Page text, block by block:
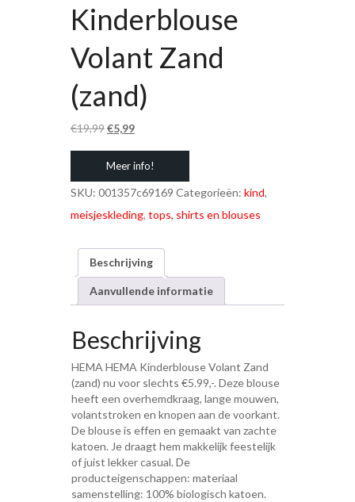
Kinderblouse
Volant Zand
(zand)
€19,99Oorspronkelijke
prijs
was:
€19,99.
€5,99Huidige
prijs
is:
€5,99.
Meer info!
SKU: 001357c69169 Categorieën: kind,
meisjeskleding, tops, shirts en blouses
Beschrijving
Aanvullende informatie
Beschrijving
HEMA HEMA Kinderblouse Volant Zand
(zand) nu voor slechts €5.99,-. Deze blouse
heeft een overhemdkraag, lange mouwen,
volantstroken en knopen aan de voorkant.
De blouse is effen en gemaakt van zachte
katoen. Je draagt hem makkelijk feestelijk
of juist lekker casual. De
producteigenschappen: materiaal
samenstelling: 100% biologisch katoen.